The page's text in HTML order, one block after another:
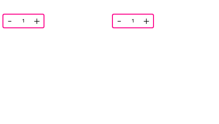
- + - +